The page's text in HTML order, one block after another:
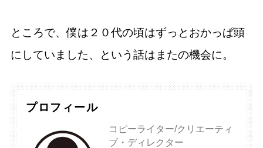
ところで、僕は２０代の頃はずっとおかっぱ頭
にしていました、という話はまたの機会に。
プロフィール
コピーライター/クリエーティ
ブ・ディレクター